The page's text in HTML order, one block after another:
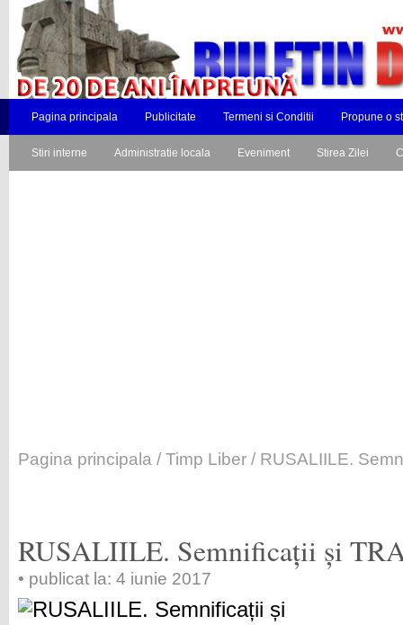
Pagina principala Publicitate Termeni si Conditii Propune o
Stiri interne Administratie locala Eveniment Stirea Zilei
Pagina principala / Timp Liber / RUSALIILE.
RUSALIILE. Semnificații și
• publicat la: 4 iunie 2017